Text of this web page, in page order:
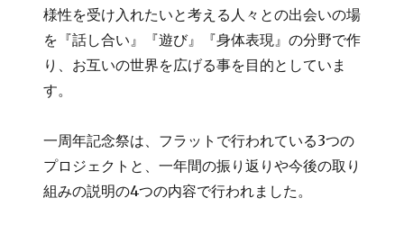
様性を受け入れたいと考える人々との出会いの場
を『話し合い』『遊び』『身体表現』の分野で作
り、お互いの世界を広げる事を目的としていま
す。
一周年記念祭は、フラットで行われている3つの
プロジェクトと、一年間の振り返りや今後の取り
組みの説明の4つの内容で行われました。